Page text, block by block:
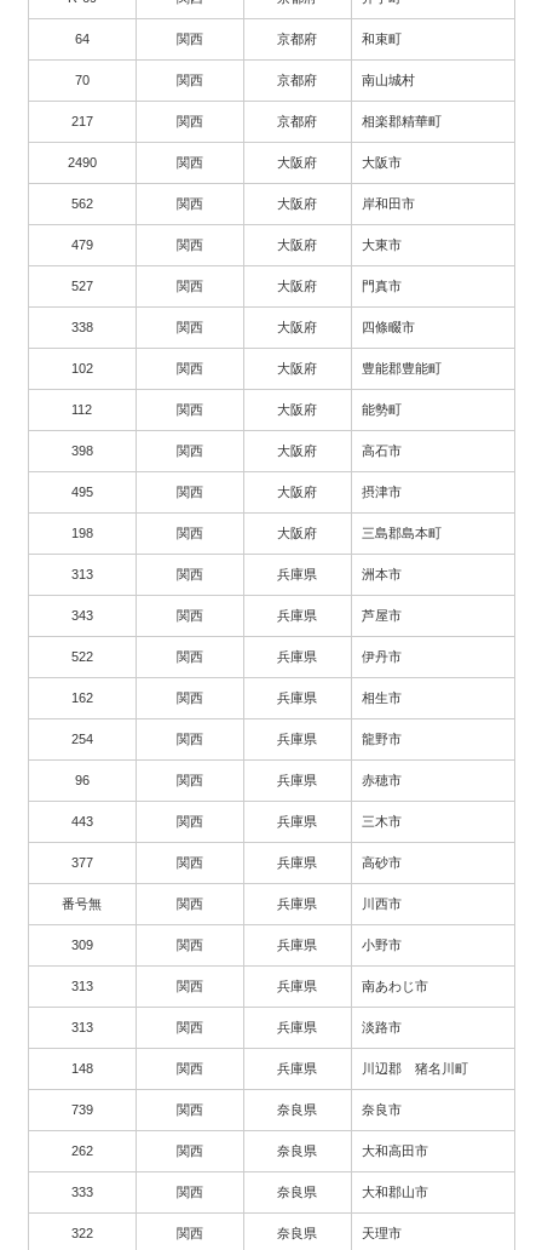
64 関西 京都府 和束町
70 関西 京都府 南山城村
217 関西 京都府 相楽郡精華町
2490 関西 大阪府 大阪市
562 関西 大阪府 岸和田市
479 関西 大阪府 大東市
527 関西 大阪府 門真市
338 関西 大阪府 四條畷市
102 関西 大阪府 豊能郡豊能町
112 関西 大阪府 能勢町
398 関西 大阪府 高石市
495 関西 大阪府 摂津市
198 関西 大阪府 三島郡島本町
313 関西 兵庫県 洲本市
343 関西 兵庫県 芦屋市
522 関西 兵庫県 伊丹市
162 関西 兵庫県 相生市
254 関西 兵庫県 龍野市
96 関西 兵庫県 赤穂市
443 関西 兵庫県 三木市
377 関西 兵庫県 高砂市
番号無 関西 兵庫県 川西市
309 関西 兵庫県 小野市
313 関西 兵庫県 南あわじ市
313 関西 兵庫県 淡路市
148 関西 兵庫県 川辺郡 猪名川町
739 関西 奈良県 奈良市
262 関西 奈良県 大和高田市
333 関西 奈良県 大和郡山市
322 関西 奈良県 天理市